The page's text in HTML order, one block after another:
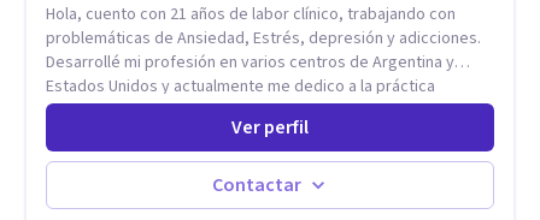
Hola, cuento con 21 años de labor clínico, trabajando con
problemáticas de Ansiedad, Estrés, depresión y adicciones.
Desarrollé mi profesión en varios centros de Argentina y
Estados Unidos y actualmente me dedico a la práctica
privada. Utilizo terapias cognitivas conductuales basadas en
evidencia científica con comprobados resultados. Los
objetivos terapéuticos están centrados en brindar
herramientas concretas para el cambio, que permitan
desarrollar nuevas habilidades y estrategias basadas en la
Ver perfil
Contactar